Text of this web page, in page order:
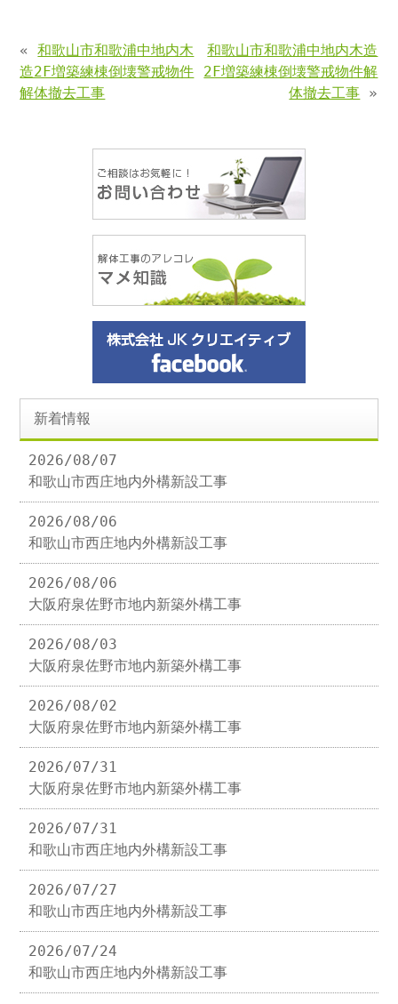
«和歌山市和歌浦中地内木
造2F増築練棟倒壊警戒物件
解体撤去工事
和歌山市和歌浦中地内木造
2F増築練棟倒壊警戒物件解
体撤去工事 »
新着情報
2026/08/07
和歌山市西庄地内外構新設工事
2026/08/06
和歌山市西庄地内外構新設工事
2026/08/06
大阪府泉佐野市地内新築外構工事
2026/08/03
大阪府泉佐野市地内新築外構工事
2026/08/02
大阪府泉佐野市地内新築外構工事
2026/07/31
大阪府泉佐野市地内新築外構工事
2026/07/31
和歌山市西庄地内外構新設工事
2026/07/27
和歌山市西庄地内外構新設工事
2026/07/24
和歌山市西庄地内外構新設工事